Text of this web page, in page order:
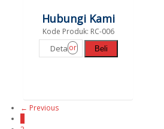
Hubungi Kami
Kode Produk: RC-006
Detailor Beli
← Previous